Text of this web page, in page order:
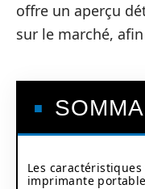
offre un aperçu
sur le marché,
Les
imprimante portable